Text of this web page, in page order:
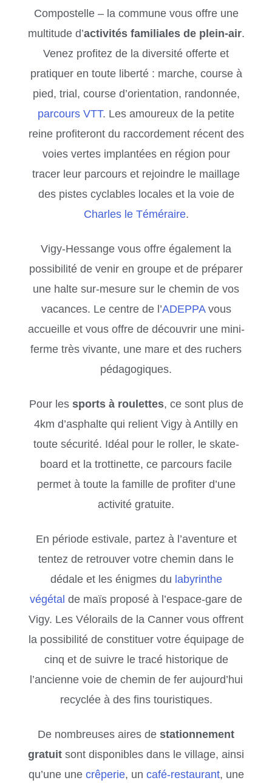
Compostelle – la commune vous offre une
multitude d’activités familiales de plein-air.
Venez profitez de la diversité offerte et
pratiquer en toute liberté : marche, course à
pied, trial, course d’orientation, randonnée,
parcours VTT. Les amoureux de la petite
reine profiteront du raccordement récent des
voies vertes implantées en région pour
tracer leur parcours et rejoindre le maillage
des pistes cyclables locales et la voie de
Charles le Téméraire.
Vigy-Hessange vous offre également la
possibilité de venir en groupe et de préparer
une halte sur-mesure sur le chemin de vos
vacances. Le centre de l’ADEPPAvous
accueille et vous offre de découvrir une mini-
ferme très vivante, une mare et des ruchers
pédagogiques.
Pour les sports à roulettes, ce sont plus de
4km d’asphalte qui relient Vigy à Antilly en
toute sécurité. Idéal pour le roller, le skate-
board et la trottinette, ce parcours facile
permet à toute la famille de profiter d’une
activité gratuite.
En période estivale, partez à l’aventure et
tentez de retrouver votre chemin dans le
dédale et les énigmes du labyrinthe
végétal de maïs proposé à l’espace-gare de
Vigy. Les Vélorails de la Canner vous offrent
la possibilité de constituer votre équipage de
cinq et de suivre le tracé historique de
l’ancienne voie de chemin de fer aujourd’hui
recyclée à des fins touristiques.
De nombreuses aires de stationnement
gratuit sont disponibles dans le village, ainsi
qu’une une crêperie, un café-restaurant, une